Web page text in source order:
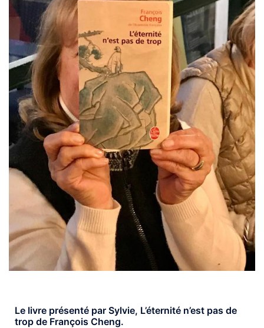
Le livre présenté par Sylvie, L’éternité n’est pas de
trop de François Cheng.